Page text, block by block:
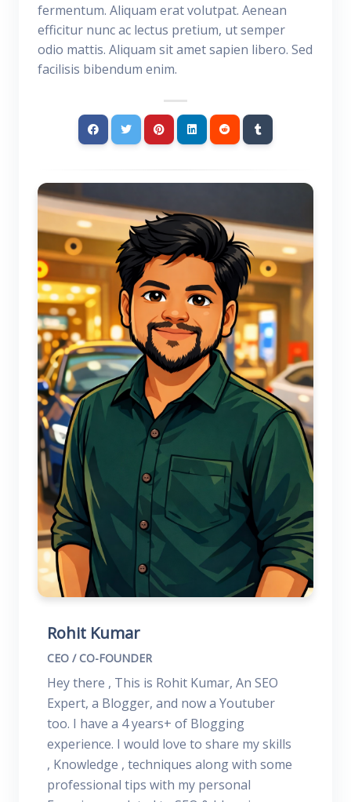
fermentum. Aliquam erat volutpat. Aenean
efficitur nunc ac lectus pretium, ut semper
odio mattis. Aliquam sit amet sapien libero. Sed
facilisis bibendum enim.
Rohit Kumar
CEO / CO-FOUNDER
Hey there , This is Rohit Kumar, An SEO
Expert, a Blogger, and now a Youtuber
too. I have a 4 years+ of Blogging
experience. I would love to share my skills
, Knowledge , techniques along with some
professional tips with my personal